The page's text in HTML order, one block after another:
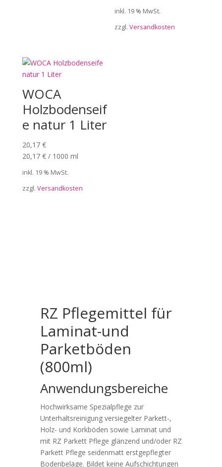
inkl. 19 % MwSt.
zzgl.Versandkosten
WOCA
Holzbodenseif
e natur 1 Liter
20,17 €
20,17 €/ 1000 ml
inkl. 19 % MwSt.
zzgl. Versandkosten
RZ Pflegemittel für
Laminat-und
Parketböden
(800ml)
Anwendungsbereiche
Hochwirksame Spezialpflege zur
Unterhaltsreinigung versiegelter Parkett-,
Holz- und Korkböden sowie Laminat und
mit RZ Parkett Pflege glänzend und/oder RZ
Parkett Pflege seidenmatt erstgepflegter
Bodenbeläge. Bildet keine Aufschichtungen